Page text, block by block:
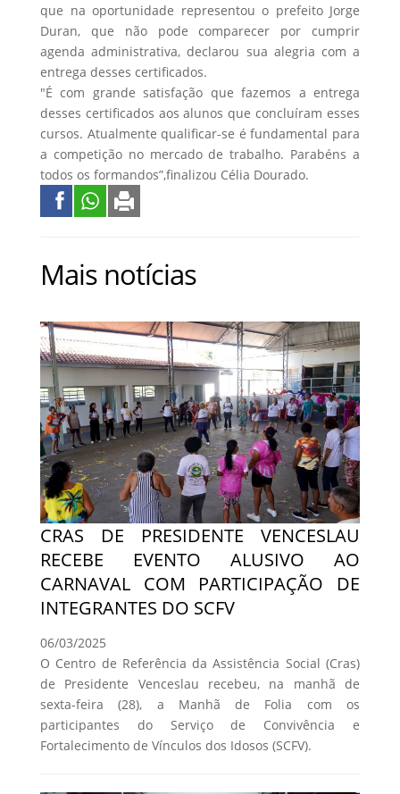
que na oportunidade representou o prefeito Jorge
Duran, que não pode comparecer por cumprir
agenda administrativa, declarou sua alegria com a
entrega desses certificados.
"É com grande satisfação que fazemos a entrega
desses certificados aos alunos que concluíram esses
cursos. Atualmente qualificar-se é fundamental para
a competição no mercado de trabalho. Parabéns a
todos os formandos”,finalizou Célia Dourado.
Mais notícias
CRAS DE PRESIDENTE VENCESLAU
RECEBE EVENTO ALUSIVO AO
CARNAVAL COM PARTICIPAÇÃO DE
INTEGRANTES DO SCFV
06/03/2025
O Centro de Referência da Assistência Social (Cras)
de Presidente Venceslau recebeu, na manhã de
sexta-feira (28), a Manhã de Folia com os
participantes do Serviço de Convivência e
Fortalecimento de Vínculos dos Idosos (SCFV).